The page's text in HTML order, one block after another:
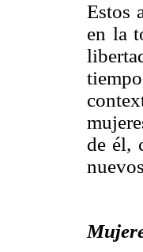
Estos
en la
de él,